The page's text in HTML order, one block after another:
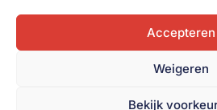
Accepteren
Weigeren
Bekijk
Indoor Plants